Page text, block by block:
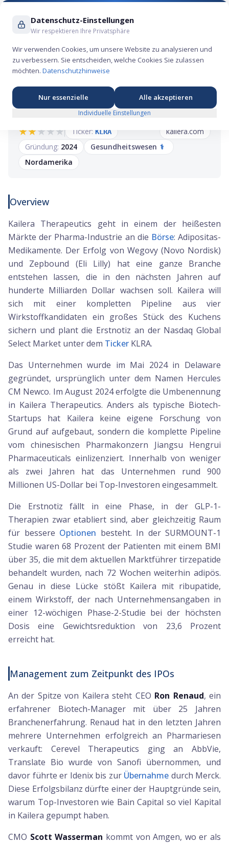
Suche ...
Kailera Therapeutics IPO: Adipositas-Biotech
mit GLP-1-Pipeline an die Nasdaq
★★★★★ Ticker: KLRA
kailera.com
Gründung: 2024 Gesundheitswesen ⚕️
Nordamerika
Overview
Kailera Therapeutics geht in einem der heißesten
Märkte der Pharma-Industrie an die Börse: Adipositas-
Medikamente. Der Erfolg von Wegovy (Novo Nordisk)
und Zepbound (Eli Lilly) hat eine ganze Branche
entstehen lassen, die in den nächsten Jahren auf
hunderte Milliarden Dollar wachsen soll. Kailera will
sich mit einer kompletten Pipeline aus vier
Wirkstoffkandidaten ein großes Stück des Kuchens
sichern und plant die Erstnotiz an der Nasdaq Global
Select Market unter dem Ticker KLRA.
Das Unternehmen wurde im Mai 2024 in Delaware
gegründet, ursprünglich unter dem Namen Hercules
CM Newco. Im August 2024 erfolgte die Umbenennung
in Kailera Therapeutics. Anders als typische Biotech-
Startups hat Kailera keine eigene Forschung von
Grund auf aufgebaut, sondern die komplette Pipeline
vom chinesischen Pharmakonzern Jiangsu Hengrui
Pharmaceuticals einlizenziert. Innerhalb von weniger
als zwei Jahren hat das Unternehmen rund 900
Millionen US-Dollar bei Top-Investoren eingesammelt.
Die Erstnotiz fällt in eine Phase, in der GLP-1-
Therapien zwar etabliert sind, aber gleichzeitig Raum
für bessere Optionen besteht. In der SURMOUNT-1
Studie waren 68 Prozent der Patienten mit einem BMI
über 35, die mit dem aktuellen Marktführer tirzepatide
behandelt wurden, nach 72 Wochen weiterhin adipös.
Genau in diese Lücke stößt Kailera mit ribupatide,
einem Wirkstoff, der nach Unternehmensangaben in
einer 12-wöchigen Phase-2-Studie bei der höchsten
Dosis eine Gewichtsreduktion von 23,6 Prozent
erreicht hat.
Management zum Zeitpunkt des IPOs
An der Spitze von Kailera steht CEO Ron Renaud, ein
erfahrener Biotech-Manager mit über 25 Jahren
Branchenerfahrung. Renaud hat in den letzten Jahren
mehrere Unternehmen erfolgreich an Pharmariesen
verkauft: Cerevel Therapeutics ging an AbbVie,
Translate Bio wurde von Sanofi übernommen, und
davor führte er Idenix bis zur Übernahme durch Merck.
Diese Erfolgsbilanz dürfte einer der Hauptgründe sein,
warum Top-Investoren wie Bain Capital so viel Kapital
in Kailera gepumpt haben.
CMO Scott Wasserman kommt von Amgen, wo er als
Datenschutz-Einstellungen
Wir respektieren Ihre Privatsphäre
Wir verwenden Cookies, um unsere Website zu analysieren und
zu verbessern. Sie entscheiden, welche Cookies Sie zulassen
möchten. Datenschutzhinweise
Nur essenzielle Alle akzeptieren
Individuelle Einstellungen